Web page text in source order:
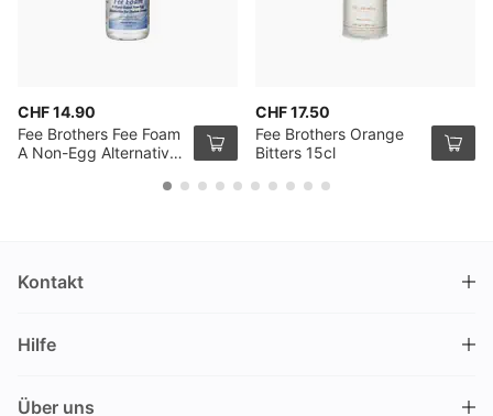
CHF 14.90
Fee Brothers Fee Foam
A Non-Egg Alternative
CHF 17.50
Fee Brothers Orange
Bitters 15cl
Kontakt
Nüschelerstrasse 35
Schweiz
Hilfe
Über uns